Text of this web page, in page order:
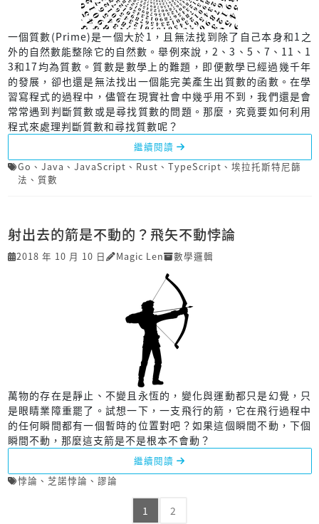
一個質數(Prime)是一個大於1，且無法找到除了自己本身和1之
外的自然數能整除它的自然數。舉例來說，2、3、5、7、11、1
3和17均為質數。質數是數學上的難題，即便數學已經過幾千年
的發展，卻也還是無法找出一個能完美產生出質數的函數。在學
習寫程式的過程中，儘管在現實社會中幾乎用不到，我們還是會
常常遇到判斷質數或是尋找質數的問題。那麼，究竟要如何利用
程式來處理判斷質數和尋找質數呢？
繼續閱讀
Go 、 Java 、 JavaScript 、 Rust 、 TypeScript 、 埃拉托斯特尼篩
法 、 質數
射出去的箭是不動的？飛矢不動悖論
2018 年 10 月 10 日 Magic Len 數學邏輯
萬物的存在是靜止、不變且永恆的，變化與運動都只是幻覺，只
是眼睛業障重罷了。試想一下，一支飛行的箭，它在飛行過程中
的任何瞬間都有一個暫時的位置對吧？如果這個瞬間不動，下個
瞬間不動，那麼這支箭是不是根本不會動？
繼續閱讀
悖論 、 芝諾悖論 、 謬論
1 2